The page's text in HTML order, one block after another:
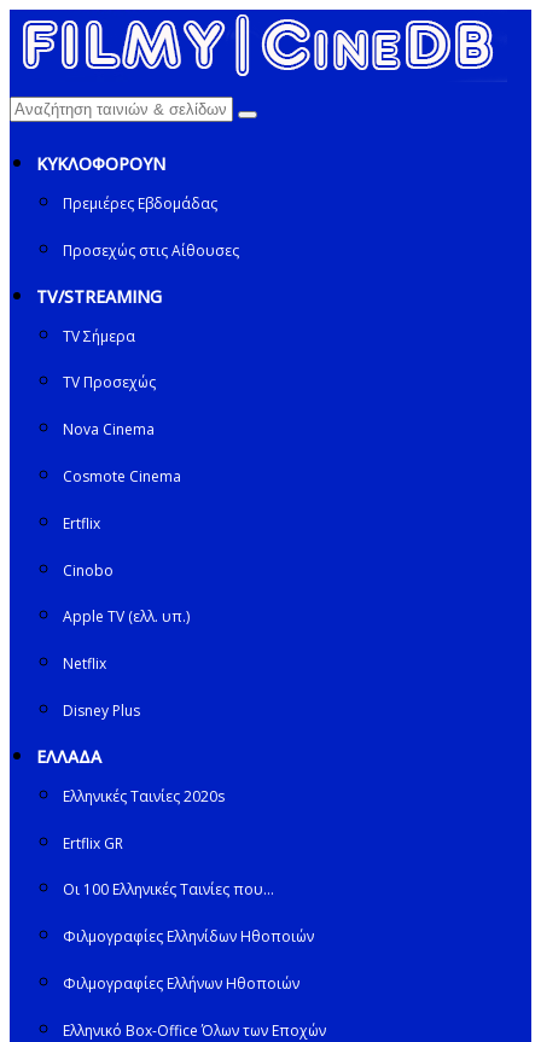
ΚΥΚΛΟΦΟΡΟΥΝ
Πρεμιέρες Εβδομάδας
Προσεχώς στις Αίθουσες
TV/STREAMING
TV Σήμερα
TV Προσεχώς
Nova Cinema
Cosmote Cinema
Ertflix
Cinobo
Apple TV (ελλ. υπ.)
Netflix
Disney Plus
ΕΛΛΑΔΑ
Ελληνικές Ταινίες 2020s
Ertflix GR
Οι 100 Ελληνικές Ταινίες που…
Φιλμογραφίες Ελληνίδων Ηθοποιών
Φιλμογραφίες Ελλήνων Ηθοποιών
Ελληνικό Box-Office Όλων των Εποχών